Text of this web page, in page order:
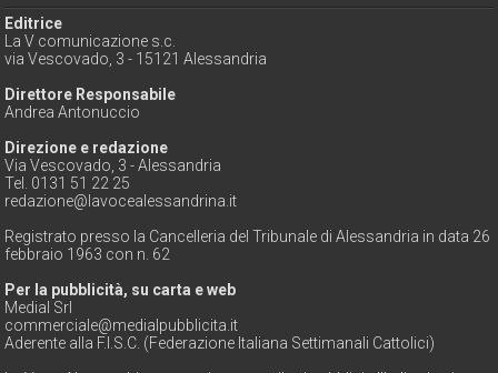
Editrice
La V comunicazione s.c.
via Vescovado, 3 - 15121 Alessandria
Direttore Responsabile
Andrea Antonuccio
Direzione e redazione
Via Vescovado, 3 - Alessandria
Tel. 0131 51 22 25
redazione@lavocealessandrina.it
Registrato presso la Cancelleria del Tribunale di Alessandria in data 26
febbraio 1963 con n. 62
Per la pubblicità, su carta e web
Medial Srl
commerciale@medialpubblicita.it
Aderente alla F.I.S.C. (Federazione Italiana Settimanali Cattolici)